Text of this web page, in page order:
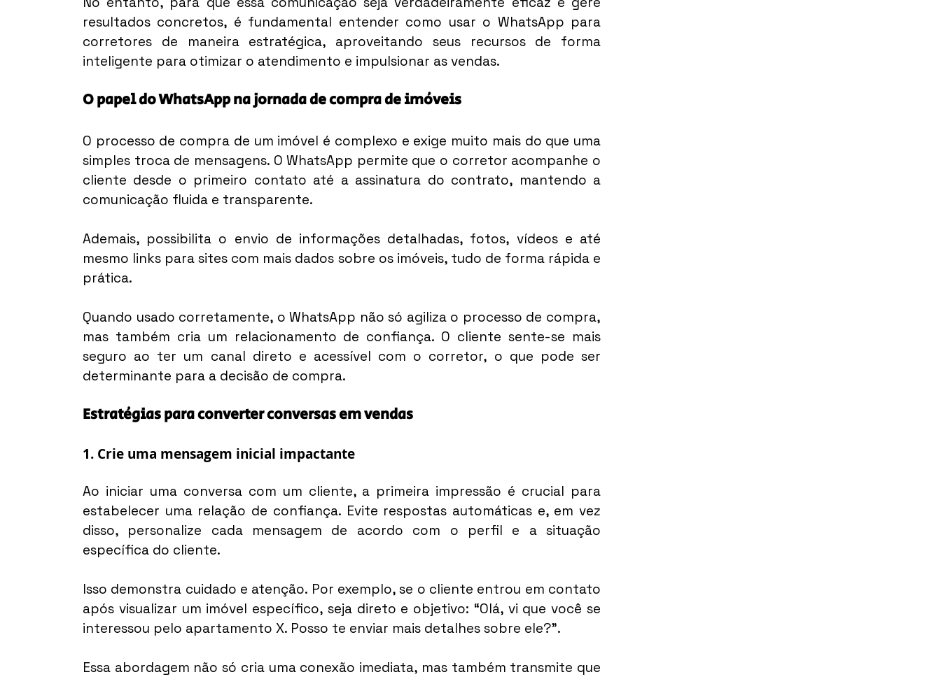
resultados concretos, é fundamental entender como usar o WhatsApp para
corretores de maneira estratégica, aproveitando seus recursos de forma
inteligente para otimizar o atendimento e impulsionar as vendas.
O papel do WhatsApp na jornada de compra de imóveis
O processo de compra de um imóvel é complexo e exige muito mais do que uma
simples troca de mensagens. O WhatsApp permite que o corretor acompanhe o
cliente desde o primeiro contato até a assinatura do contrato, mantendo a
comunicação fluida e transparente.
Ademais, possibilita o envio de informações detalhadas, fotos, vídeos e até
mesmo links para sites com mais dados sobre os imóveis, tudo de forma rápida e
prática.
Quando usado corretamente, o WhatsApp não só agiliza o processo de compra,
mas também cria um relacionamento de confiança. O cliente sente-se mais
seguro ao ter um canal direto e acessível com o corretor, o que pode ser
determinante para a decisão de compra.
Estratégias para converter conversas em vendas
1. Crie uma mensagem inicial impactante
Ao iniciar uma conversa com um cliente, a primeira impressão é crucial para
estabelecer uma relação de confiança. Evite respostas automáticas e, em vez
disso, personalize cada mensagem de acordo com o perfil e a situação
específica do cliente.
Isso demonstra cuidado e atenção. Por exemplo, se o cliente entrou em contato
após visualizar um imóvel específico, seja direto e objetivo: “Olá, vi que você se
interessou pelo apartamento X. Posso te enviar mais detalhes sobre ele?”.
Essa abordagem não só cria uma conexão imediata, mas também transmite que